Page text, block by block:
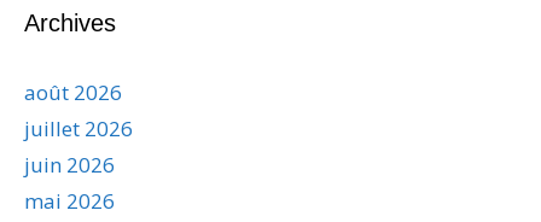
Archives
août 2026
juillet 2026
juin 2026
mai 2026